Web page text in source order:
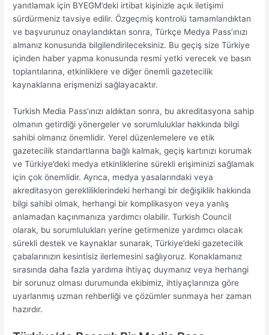
yanıtlamak için BYEGM’deki irtibat kişinizle açık iletişimi
sürdürmeniz tavsiye edilir. Özgeçmiş kontrolü tamamlandıktan
ve başvurunuz onaylandıktan sonra, Türkçe Medya Pass’ınızı
almanız konusunda bilgilendirileceksiniz. Bu geçiş size Türkiye
içinden haber yapma konusunda resmi yetki verecek ve basın
toplantılarına, etkinliklere ve diğer önemli gazetecilik
kaynaklarına erişmenizi sağlayacaktır.
Turkish Media Pass’ınızı aldıktan sonra, bu akreditasyona sahip
olmanın getirdiği yönergeler ve sorumluluklar hakkında bilgi
sahibi olmanız önemlidir. Yerel düzenlemelere ve etik
gazetecilik standartlarına bağlı kalmak, geçiş kartınızı korumak
ve Türkiye’deki medya etkinliklerine sürekli erişiminizi sağlamak
için çok önemlidir. Ayrıca, medya yasalarındaki veya
akreditasyon gerekliliklerindeki herhangi bir değişiklik hakkında
bilgi sahibi olmak, herhangi bir komplikasyon veya yanlış
anlamadan kaçınmanıza yardımcı olabilir. Turkish Council
olarak, bu sorumlulukları yerine getirmenize yardımcı olacak
sürekli destek ve kaynaklar sunarak, Türkiye’deki gazetecilik
çabalarınızın kesintisiz ilerlemesini sağlıyoruz. Konaklamanız
sırasında daha fazla yardıma ihtiyaç duymanız veya herhangi
bir sorunuz olması durumunda ekibimiz, ihtiyaçlarınıza göre
uyarlanmış uzman rehberliği ve çözümler sunmaya her zaman
hazırdır.